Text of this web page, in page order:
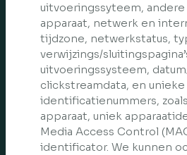
uitvoeringssyteem,
apparaat, netwerk en
tijdzone, netwerkstatus,
verwijzings/
uitvoeringssysteem,
clickstreamdata, en unieke
identificatienummers,
apparaat, uniek
Media Access Control
identificator. We kunnen